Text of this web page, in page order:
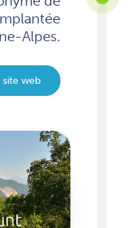
Alpes.
web